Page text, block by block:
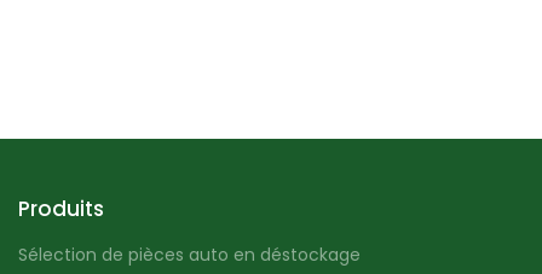
Produits
Sélection de pièces auto en déstockage